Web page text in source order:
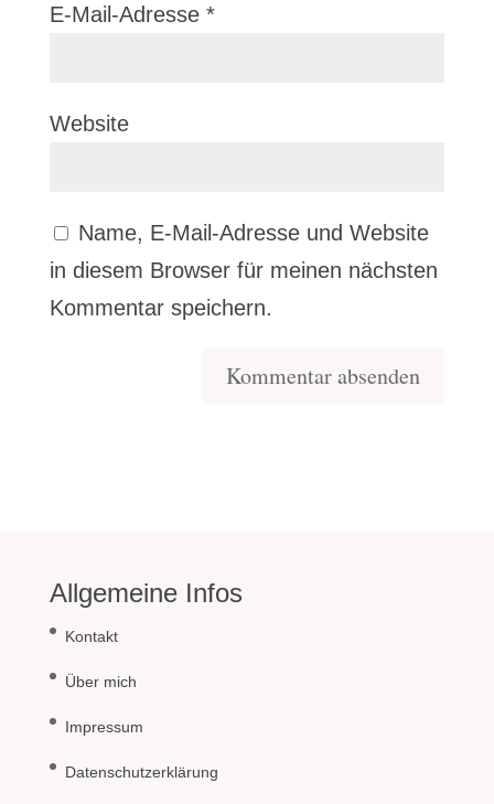
E-Mail-Adresse *
Website
Name, E-Mail-Adresse und Website
in diesem Browser für meinen nächsten
Kommentar speichern.
Allgemeine Infos
Kontakt
Über mich
Impressum
Datenschutzerklärung